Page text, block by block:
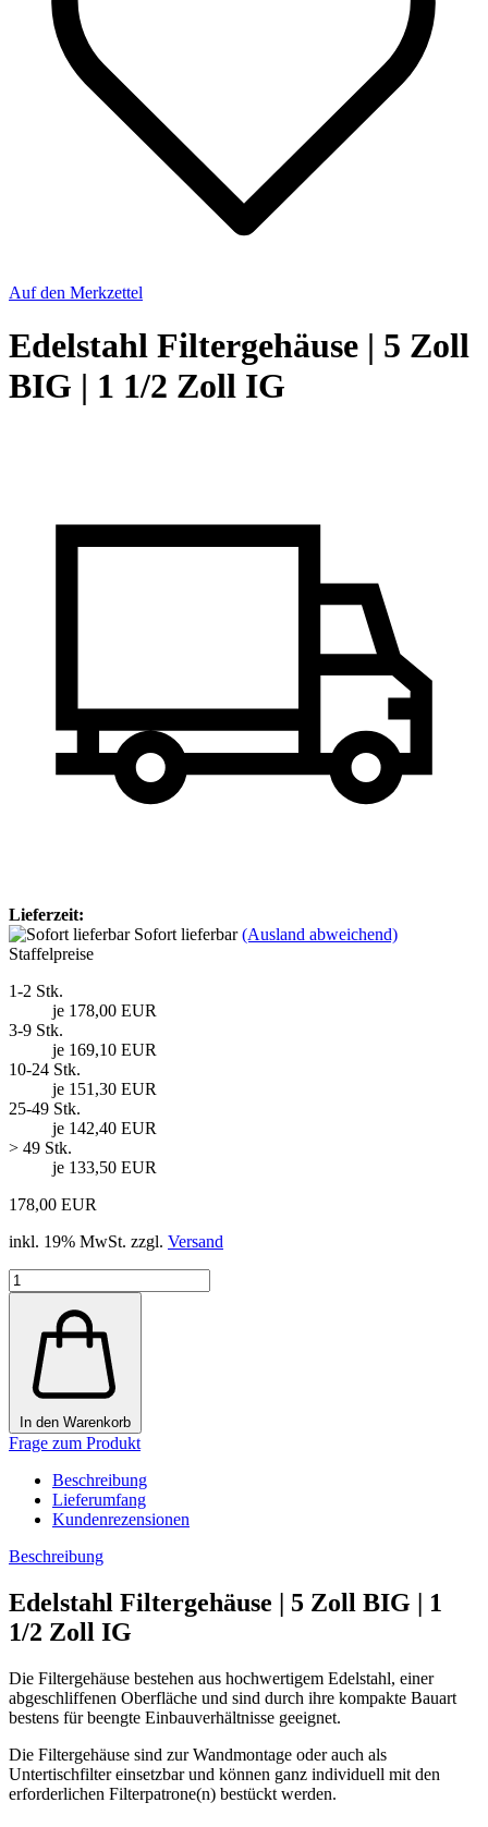
Auf den Merkzettel
Edelstahl Filtergehäuse | 5 Zoll
BIG | 1 1/2 Zoll IG
Lieferzeit:
Sofort lieferbar(Ausland abweichend)
Staffelpreise
1-2 Stk.
je 178,00 EUR
3-9 Stk.
je 169,10 EUR
10-24 Stk.
je 151,30 EUR
25-49 Stk.
je 142,40 EUR
> 49 Stk.
je 133,50 EUR
178,00 EUR
inkl. 19% MwSt. zzgl. Versand
In den Warenkorb
Frage zum Produkt
Beschreibung
Lieferumfang
Kundenrezensionen
Beschreibung
Edelstahl Filtergehäuse | 5 Zoll BIG | 1
1/2 Zoll IG
Die Filtergehäuse bestehen aus hochwertigem Edelstahl, einer
abgeschliffenen Oberfläche und sind durch ihre kompakte Bauart
bestens für beengte Einbauverhältnisse geeignet.
Die Filtergehäuse sind zur Wandmontage oder auch als
Untertischfilter einsetzbar und können ganz individuell mit den
erforderlichen Filterpatrone(n) bestückt werden.